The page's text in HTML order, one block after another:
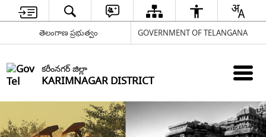
తెలంగాణ ప్రభుత్వం GOVERNMENT OF TELANGANA
కరీంనగర్ జిల్లా
KARIMNAGAR DISTRICT